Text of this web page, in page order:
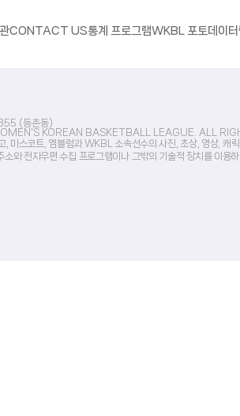
CONTACT US통계 프로그램WKBL 포토데이
(등촌동)
KOREAN BASKETBALL LEAGUE. ALL
마스코트, 엠블럼과 WKBL 소속선수의 사진, 초상, 영상, 캐
소와 전자우편 수집 프로그램이나 그밖의 기술적 장치를 이